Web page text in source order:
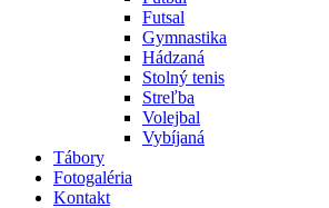
Futsal
Gymnastika
Hádzaná
Stolný tenis
Streľba
Volejbal
Vybíjaná
Tábory
Fotogaléria
Kontakt